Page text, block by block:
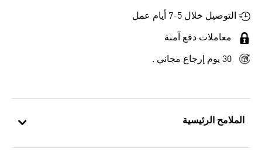
الملامح الرئيسية
التوصيل خلال 5-7 أيام عمل
معاملات دفع آمنة